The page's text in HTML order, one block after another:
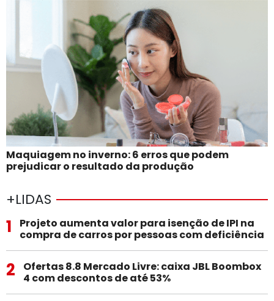
Maquiagem no inverno: 6 erros que podem
prejudicar o resultado da produção
+LIDAS
1
Projeto aumenta valor para isenção de IPI na
compra de carros por pessoas com deficiência
2
Ofertas 8.8 Mercado Livre: caixa JBL Boombox
4 com descontos de até 53%